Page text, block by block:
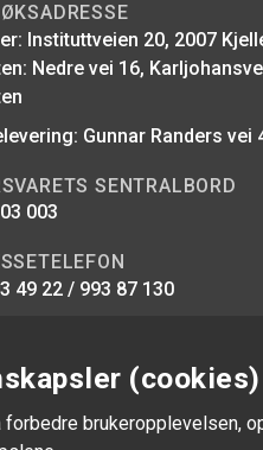
(cookies)
brukeropplevelsen,
Instituttveien 20, 2007
Nedre vei 16,
Gunnar Randers vei
SENTRALBORD
003
49 22 / 993 87 130